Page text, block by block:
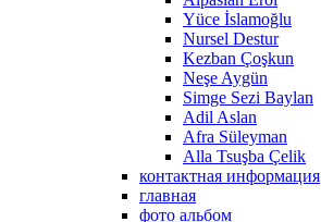
Yüce İslamoğlu
Nursel Destur
Kezban Çoşkun
Neşe Aygün
Simge Sezi Baylan
Adil Aslan
Afra Süleyman
Alla Tsuşba Çelik
контактная информация
главная
фото альбом